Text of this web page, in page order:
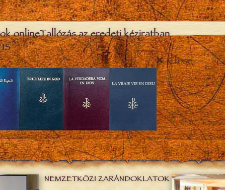
onlineTallózás az eredeti kéziratban
Close
NEMZETKÖZI ZARÁNDOKLATOK